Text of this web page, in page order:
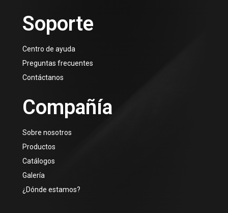
Soporte
Centro de ayuda
Preguntas frecuentes
Contáctanos
Compañía
Sobre nosotros
Productos
Catálogos
Galería
¿Dónde estamos?